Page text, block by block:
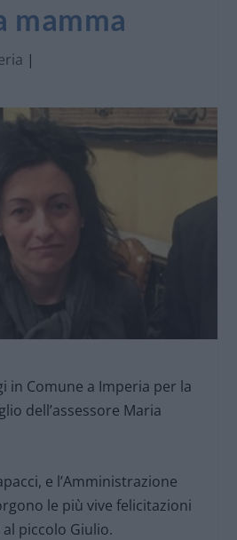
mamma
|
in Comune a Imperia per la
dell’assessore Maria
e l’Amministrazione
le più vive felicitazioni
piccolo Giulio.